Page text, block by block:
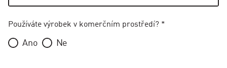
Používáte výrobek v komerčním prostředí? *
Ano Ne